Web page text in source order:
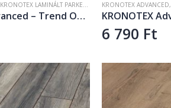
KRONOTEX LAMINÁLT PARKETTA LAMINÁLT PADLÓ
KRONOTEX Advanced – Trend Oak Brown D3128
KRONOTEX ADVANCED,
6 790 Ft